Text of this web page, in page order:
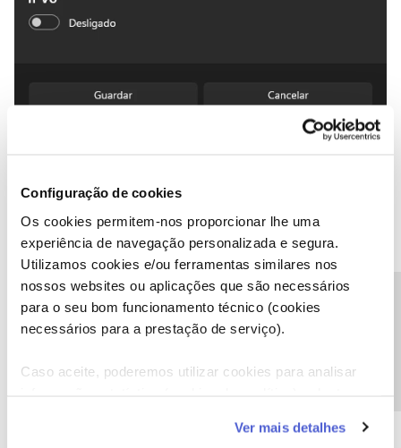
Configuração de cookies
Os cookies permitem-nos proporcionar lhe uma
experiência de navegação personalizada e segura.
Utilizamos cookies e/ou ferramentas similares nos
nossos websites ou aplicações que são necessários
para o seu bom funcionamento técnico (cookies
necessários para a prestação de serviço).
Caso aceite, poderemos utilizar cookies para analisar
funcionalidades (cookies de personalização e
Ver mais detalhes
Espero que tenha ajudado! 😊 Deixa um 👍 se ajudei! AVISO: Sou
apenas cliente da NOS e entusiasta de tecnologia, pelo que
qualquer informação será do meu próprio conhecimento e
experiência na NOS. As respostas oficiais da NOS apenas serão
feitas pelos moderadores destacados no fórum.